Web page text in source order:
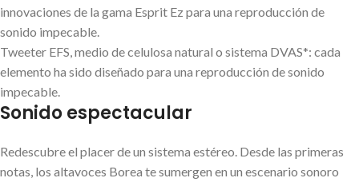
innovaciones de la gama Esprit Ez para una reproducción de
sonido impecable.
Tweeter EFS, medio de celulosa natural o sistema DVAS*: cada
elemento ha sido diseñado para una reproducción de sonido
impecable.
Sonido espectacular
Redescubre el placer de un sistema estéreo. Desde las primeras
notas, los altavoces Borea te sumergen en un escenario sonoro